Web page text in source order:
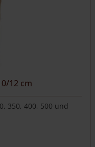
12 cm
350, 400, 500 und